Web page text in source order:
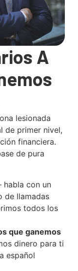
A
lesionada
de primer nivel,
financiera.
de pura
con un
de llamadas
todos los
que ganemos
dinero para ti
español